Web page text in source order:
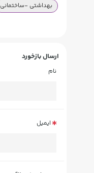
بهداشتی -ساختمانی
ارسال بازخورد
نام
ایمیل